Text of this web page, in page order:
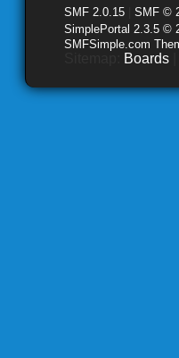
SMF 2.0.15 SMF ©
SimplePortal 2.3.5 ©
SMFSimple.com
Boards